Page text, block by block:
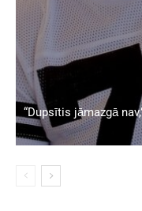
“Dupsītis jāmazgā